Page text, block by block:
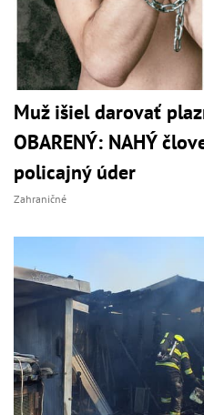
Muž išiel darovať
OBARENÝ: NAHÝ
policajný úder
Zahraničné